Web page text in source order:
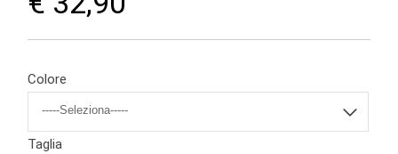
Colore
Taglia